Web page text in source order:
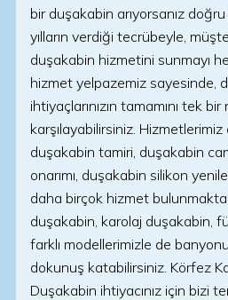
bir duşakabin arıyorsanız
yılların verdiği tecrübeyle,
duşakabin hizmetini sunmayı
hizmet yelpazemiz sayesinde,
ihtiyaçlarınızın tamamını tek
karşılayabilirsiniz. Hizmetlerimiz
duşakabin tamiri, duşakabin
onarımı, duşakabin silikon
daha birçok hizmet
duşakabin, karolaj duşakabin,
farklı modellerimizle de
dokunuş katabilirsiniz. Körfez
Duşakabin ihtiyacınız için bizi